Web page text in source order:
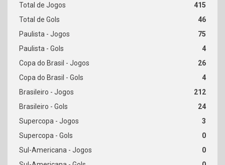
415
46
75
4
26
4
212
24
3
0
0